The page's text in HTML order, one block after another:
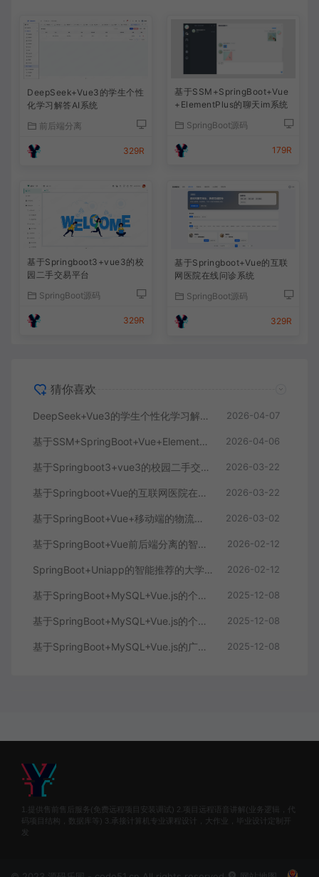
DeepSeek+Vue3的学生个性
化学习解答AI系统
前后端分离
329R
基于SSM+SpringBoot+Vue
+ElementPlus的聊天im系统
SpringBoot源码
179R
基于Springboot3+vue3的校
园二手交易平台
SpringBoot源码
329R
基于Springboot+Vue的互联
网医院在线问诊系统
SpringBoot源码
329R
猜你喜欢
DeepSeek+Vue3的学生个性化学习解答AI系统 2026-04-07
基于SSM+SpringBoot+Vue+ElementPlus的聊天im系统 2026-04-06
基于Springboot3+vue3的校园二手交易平台 2026-03-22
基于Springboot+Vue的互联网医院在线问诊系统 2026-03-22
基于SpringBoot+Vue+移动端的物流快递系统 2026-03-02
基于SpringBoot+Vue前后端分离的智能知识库问答系统 2026-02-12
SpringBoot+Uniapp的智能推荐的大学生社交平台 2026-02-12
基于SpringBoot+MySQL+Vue.js的个人健康管理系统(附论文) 2025-12-08
基于SpringBoot+MySQL+Vue.js的个性化推荐电商系统(附论文) 2025-12-08
基于SpringBoot+MySQL+Vue.js的广西文化传承小程序(附论文) 2025-12-08
1.提供售前售后服务(免费远程项目安装调试) 2.项目远程语音讲解(业务逻辑，代
码项目结构，数据库等) 3.承接计算机专业课程设计，大作业，毕业设计定制开
发